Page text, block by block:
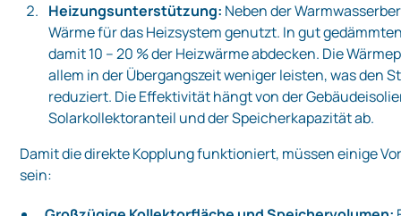
Heizungsunterstützung: Neben der
Wärme für das Heizsystem genutzt. In gut
damit 10 – 20 % der Heizwärme abdecken. Die
allem in der Übergangszeit weniger leisten, was den
reduziert. Die Effektivität hängt von der
Solarkollektoranteil und der Speicherkapazität ab.
Damit die direkte Kopplung funktioniert, müssen einige
sein: